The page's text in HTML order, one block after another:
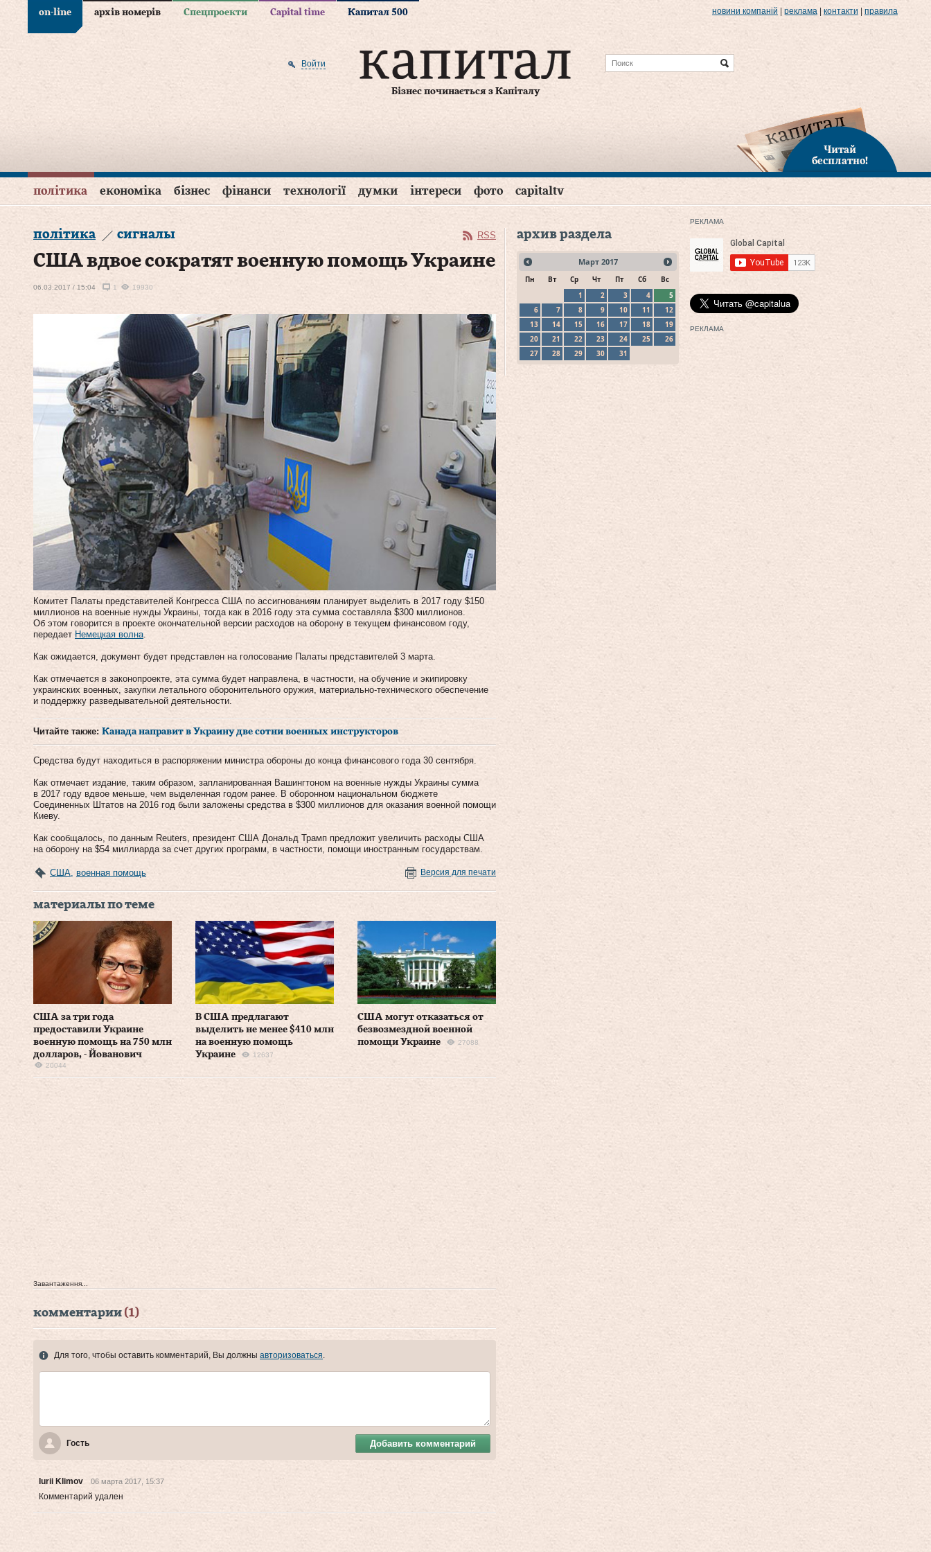
on-line архів номерів Спецпроекти Capital time Капитал 500 новини компаній реклама контакти правила
Бізнес починається з Капіталу
Войти
Читай
бесплатно!
політика економіка бізнес фінанси технології думки інтереси фото capitaltv
політика сигналы RSS
США вдвое сократят военную помощь Украине
06.03.2017 / 15:04 1 19930
Комитет Палаты представителей Конгресса США по ассигнованиям планирует выделить в 2017 году $150
миллионов на военные нужды Украины, тогда как в 2016 году эта сумма составляла $300 миллионов.
Об этом говорится в проекте окончательной версии расходов на оборону в текущем финансовом году,
передает Немецкая волна
Как ожидается, документ будет представлен на голосование Палаты представителей 3 марта.
Как отмечается в законопроекте, эта сумма будет направлена, в частности, на обучение и экипировку
украинских военных, закупки летального оборонительного оружия, материально-технического обеспечение
и поддержку разведывательной деятельности.
Читайте также: Канада направит в Украину две сотни военных инструкторов
Средства будут находиться в распоряжении министра обороны до конца финансового года 30 сентября.
Как отмечает издание, таким образом, запланированная Вашингтоном на военные нужды Украины сумма
в 2017 году вдвое меньше, чем выделенная годом ранее. В оборонном национальном бюджете
Соединенных Штатов на 2016 год были заложены средства в $300 миллионов для оказания военной помощи
Киеву.
Как сообщалось, по данным Reuters, президент США Дональд Трамп предложит увеличить расходы США
на оборону на $54 миллиарда за счет других программ, в частности, помощи иностранным государствам.
США военная помощь Версия для печати
материалы по теме
США за три года
предоставили Украине
военную помощь на 750 млн
долларов, - Йованович
20044
В США предлагают
выделить не менее $410 млн
на военную помощь
Украине
12637
США могут отказаться от
безвозмездной военной
помощи Украине
27088
Завантаження...
комментарии (1)
Для того, чтобы оставить комментарий, Вы должны авторизоваться
Гость Добавить комментарий
Iurii Klimov 06 марта 2017, 15:37
Комментарий удален
архив раздела
Март 2017
Пн Вт Ср Чт Пт Сб
Вс
1
2 3 4
5
6
7 8 9 10 11
12
13
14 15 16 17 18
19
20
21 22 23 24 25
26
27
28 29 30 31
РЕКЛАМА
РЕКЛАМА